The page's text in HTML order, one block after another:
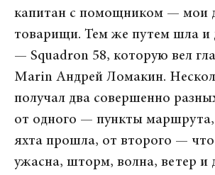
капитан с помощником — мои
товарищи. Тем же путем шла и
— Squadron 58, которую вел
Marin Андрей Ломакин.
получал два совершенно
от одного — пункты
яхта прошла, от второго —
ужасна, шторм, волна, ветер и